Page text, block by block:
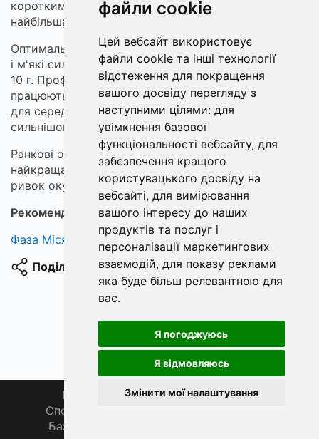
файли cookie
Цей вебсайт використовує
файли cookie та інші технології
відстеження для покращення
вашого досвіду перегляду з
наступними цілями: для
увімкнення базової
функціональності вебсайту, для
забезпечення кращого
користувацького досвіду на
вебсайті, для вимірювання
вашого інтересу до наших
продуктів та послуг і
персоналізації маркетингових
взаємодій, для показу реклами
яка буде більш релевантною для
вас.
Я погоджуюсь
Я відмовляюсь
Змінити мої налаштування
короткими серіями, часто на падінні приманки;
найбільша активність в світанковий ковток світла.
Оптимальна тактика — легкий спінінг, тонкий шнур
і м'які силіконові профілі типумікро-джигвагою 3–
10 г. Профілі 3–5 г з плавцями 1 мм і війками 1,5 мм
працюють на мілководді; 5–7 г з плавцями 1,5 мм —
для середніх кромок; 7–10 г з плавцями 2 мм — при
сильнішому вітрі і течіях.
Ранкові озерні пасажі підчас сходу сонця —
найкраща карта: тиша, блиск води та раптовий
ривок окуня в стеблах очерету.
Рекомендуємо: легкий спінінг для окуня
Фаза Місяця сьогодні
Поділитися
Головна Про нас
Магазин 🛒
Спортивна рибалка 🏆
База знань 📚